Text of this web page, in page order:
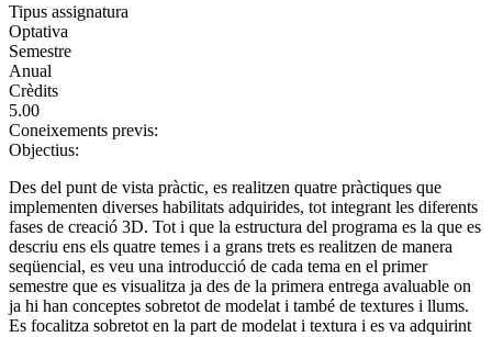
Tipus assignatura
Optativa
Semestre
Anual
Crèdits
5.00
Coneixements previs:
Objectius:
Des del punt de vista pràctic, es realitzen quatre pràctiques que
implementen diverses habilitats adquirides, tot integrant les diferents
fases de creació 3D. Tot i que la estructura del programa es la que es
descriu ens els quatre temes i a grans trets es realitzen de manera
seqüencial, es veu una introducció de cada tema en el primer
semestre que es visualitza ja des de la primera entrega avaluable on
ja hi han conceptes sobretot de modelat i també de textures i llums.
Es focalitza sobretot en la part de modelat i textura i es va adquirint